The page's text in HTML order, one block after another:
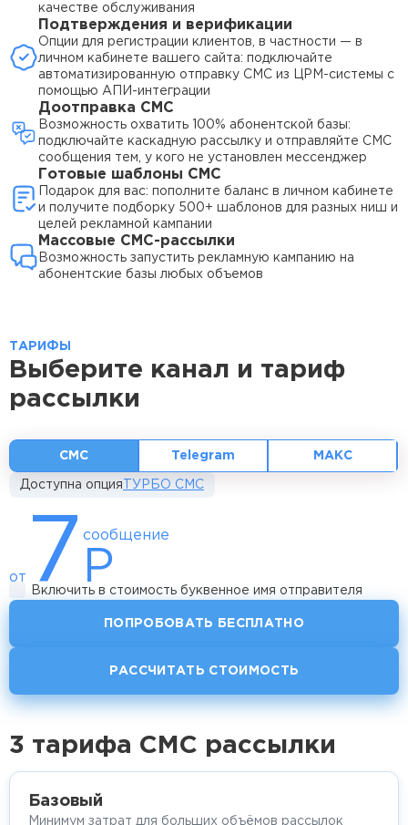
качестве обслуживания
Подтверждения и верификации
Опции для регистрации клиентов, в частности — в
личном кабинете вашего сайта: подключайте
автоматизированную отправку СМС из ЦРМ-системы с
помощью АПИ-интеграции
Доотправка СМС
Возможность охватить 100% абонентской базы:
подключайте каскадную рассылку и отправляйте СМС
сообщения тем, у кого не установлен мессенджер
Готовые шаблоны СМС
Подарок для вас: пополните баланс в личном кабинете
и получите подборку 500+ шаблонов для разных ниш и
целей рекламной кампании
Массовые СМС-рассылки
Возможность запустить рекламную кампанию на
абонентские базы любых объемов
ТАРИФЫ
Выберите канал и тариф
рассылки
СМС Telegram МАКС
Доступна опция ТУРБО СМС
от 7 сообщение
Р
Включить в стоимость буквенное имя отправителя
ПОПРОБОВАТЬ БЕСПЛАТНО
РАССЧИТАТЬ СТОИМОСТЬ
3 тарифа СМС рассылки
Базовый
Минимум затрат для больших объёмов рассылок